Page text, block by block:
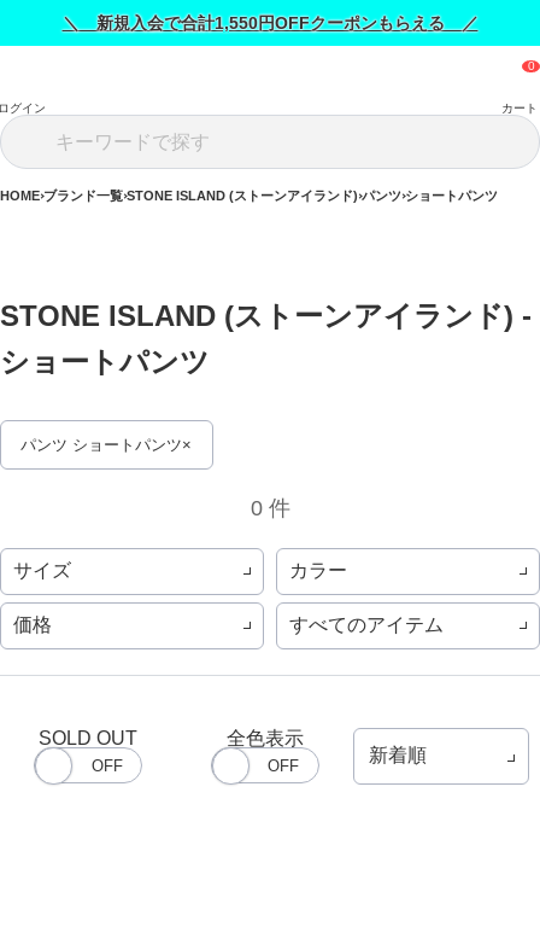
＼ 新規入会で合計1,550円OFFクーポンもらえる ／
グイン カート
HOME ブランド一覧 STONE ISLAND (ストーンアイランド) パンツ ショートパンツ
STONE ISLAND (ストーンアイランド) -
ショートパンツ
パンツ ショートパンツ
0 件
サイズ カラー
価格 すべてのアイテム
SOLD OUT 全色表示